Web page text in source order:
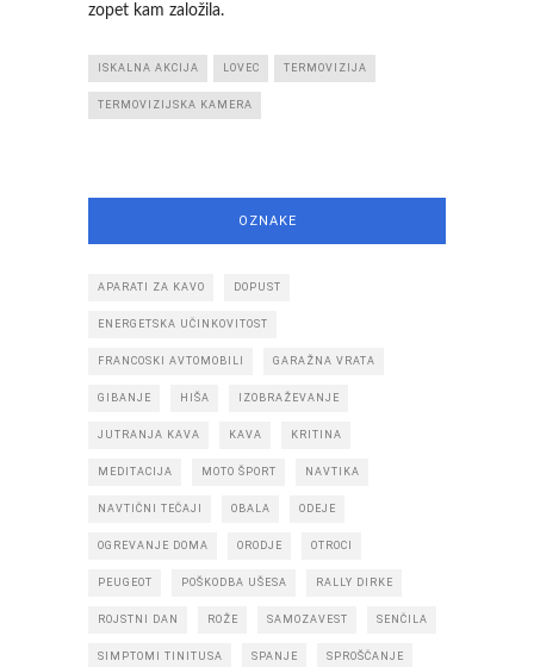
zopet kam založila.
ISKALNA AKCIJA LOVEC TERMOVIZIJA
TERMOVIZIJSKA KAMERA
OZNAKE
APARATI ZA KAVO DOPUST
ENERGETSKA UČINKOVITOST
FRANCOSKI AVTOMOBILI GARAŽNA VRATA
GIBANJE HIŠA IZOBRAŽEVANJE
JUTRANJA KAVA KAVA KRITINA
MEDITACIJA MOTO ŠPORT NAVTIKA
NAVTIČNI TEČAJI OBALA ODEJE
OGREVANJE DOMA ORODJE OTROCI
PEUGEOT POŠKODBA UŠESA RALLY DIRKE
ROJSTNI DAN ROŽE SAMOZAVEST SENČILA
SIMPTOMI TINITUSA SPANJE SPROŠČANJE